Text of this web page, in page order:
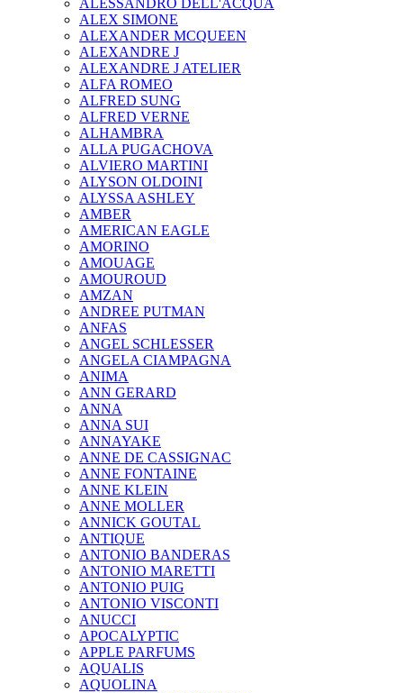
ALESSANDRO DELL'ACQUA
ALEX SIMONE
ALEXANDER MCQUEEN
ALEXANDRE J
ALEXANDRE J ATELIER
ALFA ROMEO
ALFRED SUNG
ALFRED VERNE
ALHAMBRA
ALLA PUGACHOVA
ALVIERO MARTINI
ALYSON OLDOINI
ALYSSA ASHLEY
AMBER
AMERICAN EAGLE
AMORINO
AMOUAGE
AMOUROUD
AMZAN
ANDREE PUTMAN
ANFAS
ANGEL SCHLESSER
ANGELA CIAMPAGNA
ANIMA
ANN GERARD
ANNA
ANNA SUI
ANNAYAKE
ANNE DE CASSIGNAC
ANNE FONTAINE
ANNE KLEIN
ANNE MOLLER
ANNICK GOUTAL
ANTIQUE
ANTONIO BANDERAS
ANTONIO MARETTI
ANTONIO PUIG
ANTONIO VISCONTI
ANUCCI
APOCALYPTIC
APPLE PARFUMS
AQUALIS
AQUOLINA